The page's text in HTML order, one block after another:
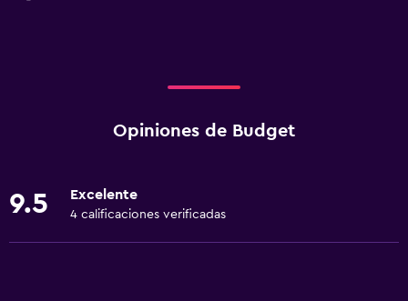
Opiniones de Budget
9.5 Excelente
4 calificaciones verificadas